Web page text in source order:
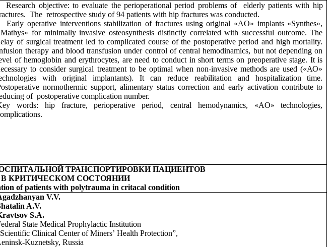
Research objective: to evaluate the perioperational period problems of
elderly patients with hip
The retrospective study of 94 patients with hip fractures was conducted.
Early operative interventions stabilization of fractures using original «AO» implants «Synthes»,
for minimally invasive osteosynthesis distinctly correlated with successful outcome. The
of surgical treatment led to complicated course of the postoperative period and high mortality.
therapy and blood transfusion under control of central hemodinamics, but not depending on
of hemoglobin and erythrocytes, are need to conduct in short terms on preoperative stage. It is
to consider surgical treatment to be optimal when non-invasive methods are used («АО»
with original implantants). It can reduce reabilitation and hospitalization time.
normothermic support, alimentary status correction and early activation contribute to
of postoperative complication number.
words: hip fracture, perioperative period, central hemodynamics, «AO» technologies,
ТРАНСПОРТИРОВКИ ПАЦИЕНТОВ
КРИТИЧЕСКОМ СОСТОЯНИИ
of patients with polytrauma in critacal condition
V.V.
A.V.
S.A.
State Medical Prophylactic Institution
Clinical Center of Miners’ Health Protection”,
Kuznetsky, Russia